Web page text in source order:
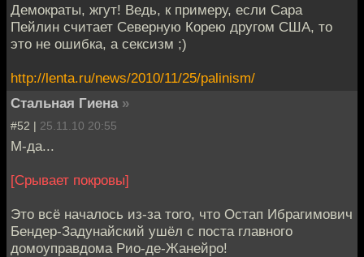
Демократы, жгут! Ведь, к примеру, если Сара
Пейлин считает Северную Корею другом США, то
это не ошибка, а сексизм ;)
http://lenta.ru/news/2010/11/25/palinism/
Стальная Гиена »
#52 | 25.11.10 20:55
М-да...
[Срывает покровы]
Это всё началось из-за того, что Остап Ибрагимович
Бендер-Задунайский ушёл с поста главного
домоуправдома Рио-де-Жанейро!